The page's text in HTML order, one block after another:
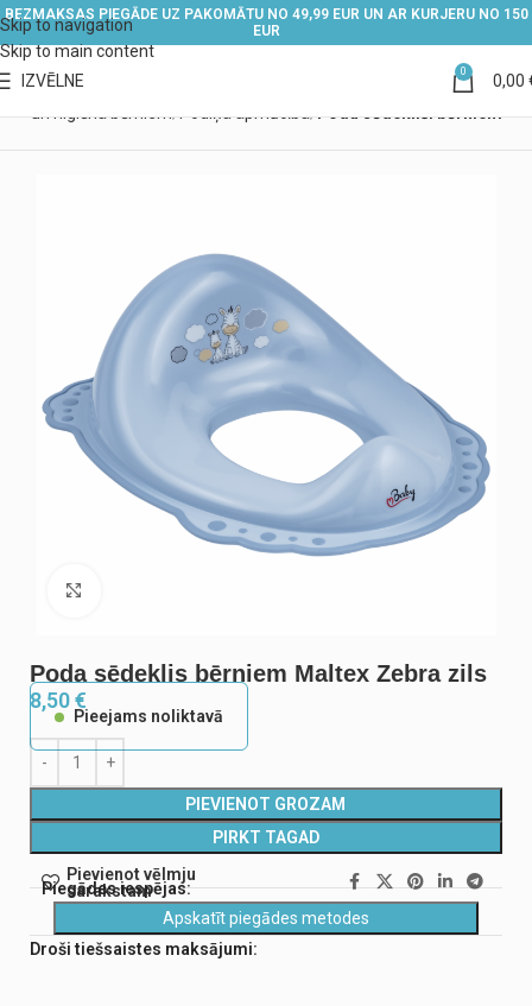
Skip to navigation
Skip to main content
BEZMAKSAS PIEGĀDE UZ PAKOMĀTU NO 49,99 EUR UN AR KURJERU NO 150
EUR
IZVĒLNE 0 0,00
Poda sēdeklis bērniem Maltex Zebra zils
8,50€
Pieejams noliktavā
PIEVIENOT GROZAM
PIRKT TAGAD
Pievienot vēlmju
sarakstam
Piegādes iespējas:
Apskatīt piegādes metodes
Droši tiešsaistes maksājumi: